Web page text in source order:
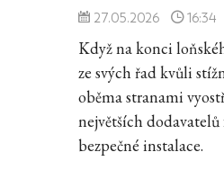
27.05.2026 16:34
Když na konci
ze svých řad kvůli
oběma stranami
největších
bezpečné instalace.